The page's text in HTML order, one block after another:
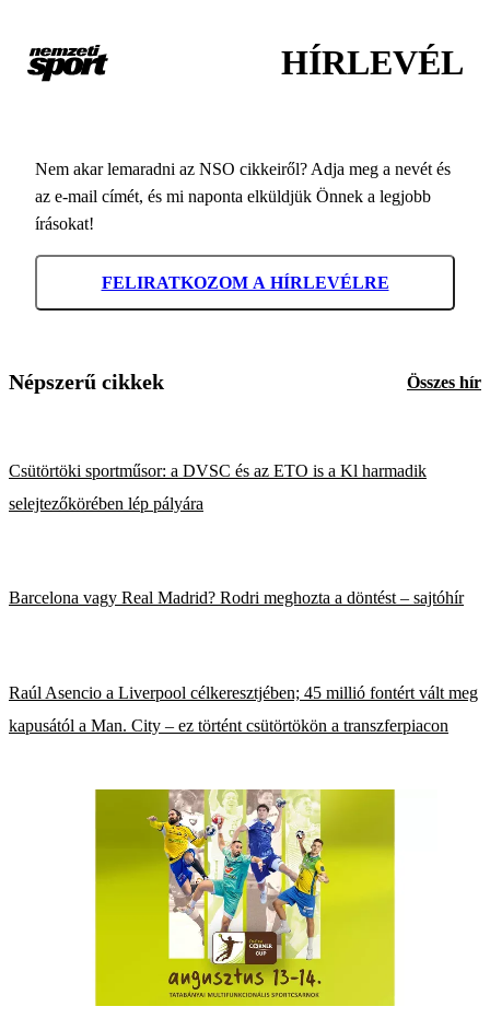
HÍRLEVÉL
Nem akar lemaradni az NSO cikkeiről? Adja meg a nevét és
az e-mail címét, és mi naponta elküldjük Önnek a legjobb
írásokat!
FELIRATKOZOM A HÍRLEVÉLRE
Népszerű cikkek Összes hír
Csütörtöki sportműsor: a DVSC és az ETO is a Kl harmadik
selejtezőkörében lép pályára
Barcelona vagy Real Madrid? Rodri meghozta a döntést – sajtóhír
Raúl Asencio a Liverpool célkeresztjében; 45 millió fontért vált meg
kapusától a Man. City – ez történt csütörtökön a transzferpiacon